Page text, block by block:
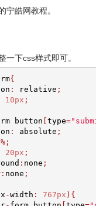
宁皓网教程。
一下css样式即可。
{
: relative ;
10px ;
button [type=
: absolute ;
%;
20px ;
: none ;
: none ;
-width : 767px ){